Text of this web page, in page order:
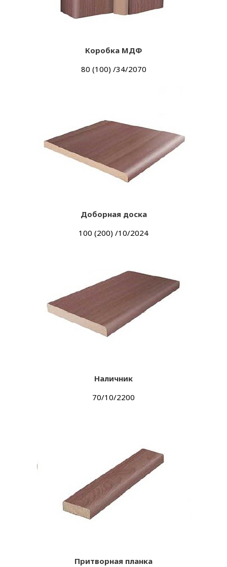
Коробка МДФ
80 (100) /34/2070
Доборная доска
100 (200) /10/2024
Наличник
70/10/2200
Притворная планка